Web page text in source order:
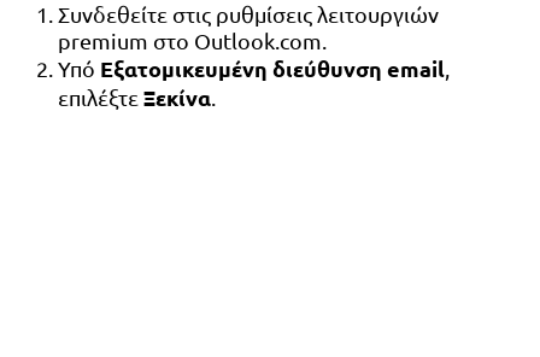
Συνδεθείτε στις ρυθμίσεις λειτουργιών
premium στο Outlook.com.
Υπό Εξατομικευμένη διεύθυνση email,
επιλέξτεΞεκίνα.